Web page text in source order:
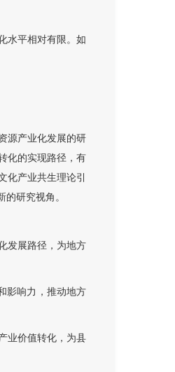
水平相对有限。如
源产业化发展的研
化的实现路径，有
产业共生理论引
研究视角。
发展路径，为地方
影响力，推动地方
业价值转化，为县